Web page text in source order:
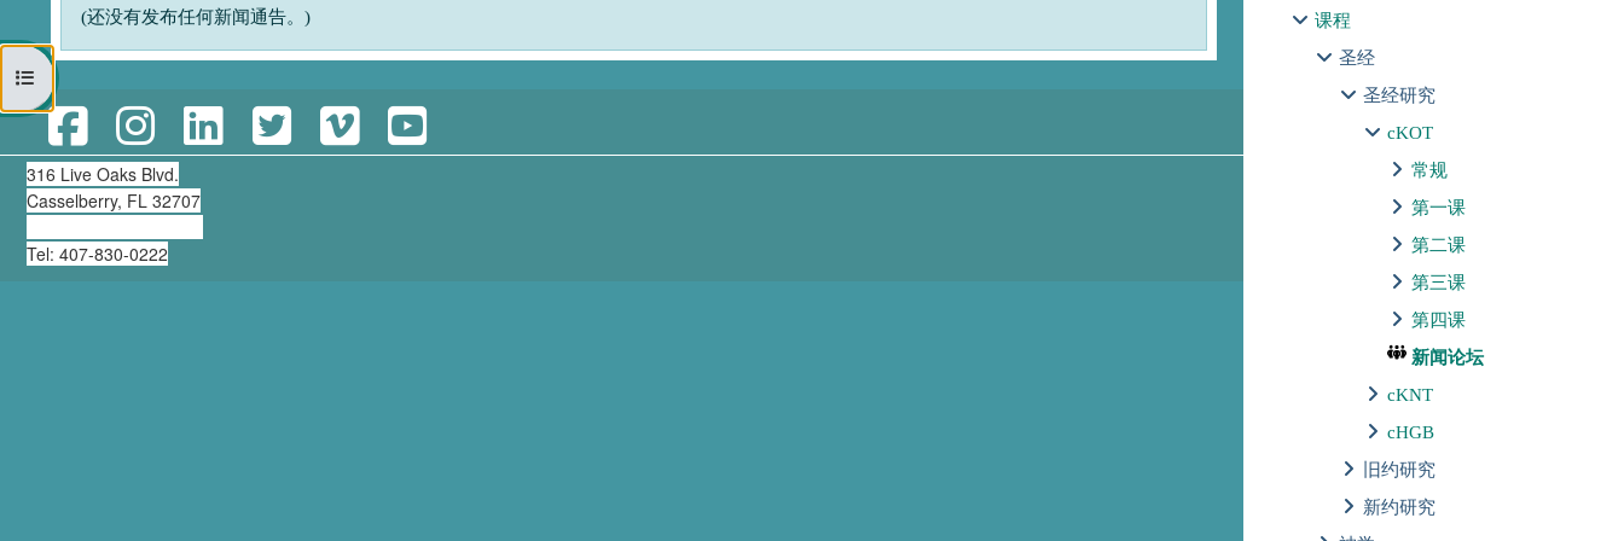
课程
圣经
圣经研究
cKOT
常规
第一课
第二课
第三课
第四课
新闻论坛
cKNT
cHGB
旧约研究
新约研究
打开课程索引
(还没有发布任何新闻通告。)
316 Live Oaks Blvd.
Casselberry, FL 32707
Tel: 407-830-0222